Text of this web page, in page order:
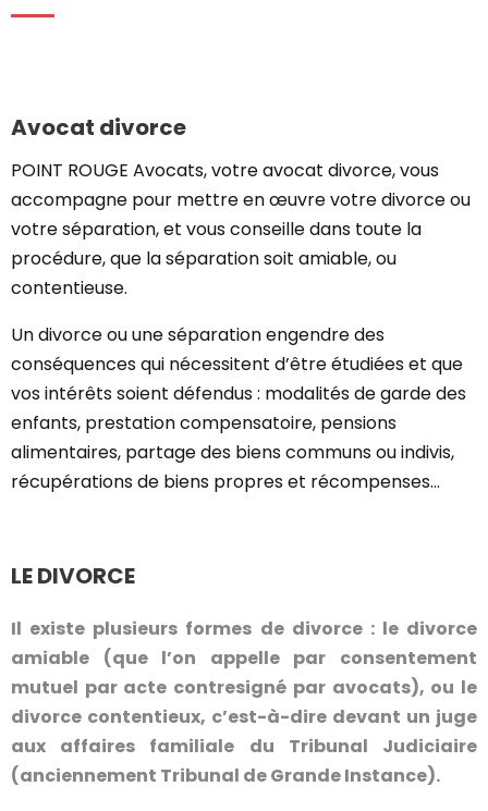
Avocat divorce
POINT ROUGE Avocats, votre avocat divorce, vous
accompagne pour mettre en œuvre votre divorce ou
votre séparation, et vous conseille dans toute la
procédure, que la séparation soit amiable, ou
contentieuse.
Un divorce ou une séparation engendre des
conséquences qui nécessitent d’être étudiées et que
vos intérêts soient défendus : modalités de garde des
enfants, prestation compensatoire, pensions
alimentaires, partage des biens communs ou indivis,
récupérations de biens propres et récompenses…
LE DIVORCE
Il existe plusieurs formes de divorce : le divorce
amiable (que l’on appelle par consentement
mutuel par acte contresigné par avocats), ou le
divorce contentieux, c’est-à-dire devant un juge
aux affaires familiale du Tribunal Judiciaire
(anciennement Tribunal de Grande Instance).